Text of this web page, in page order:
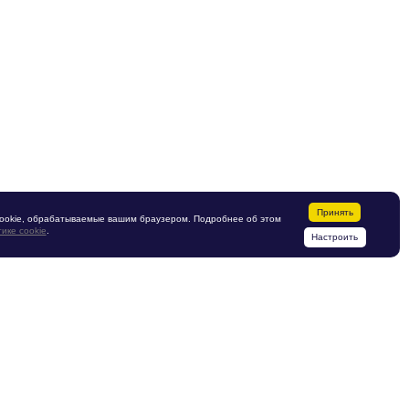
обрабатываемые вашим браузером. Подробнее об этом
cookie
Принять
Настроить